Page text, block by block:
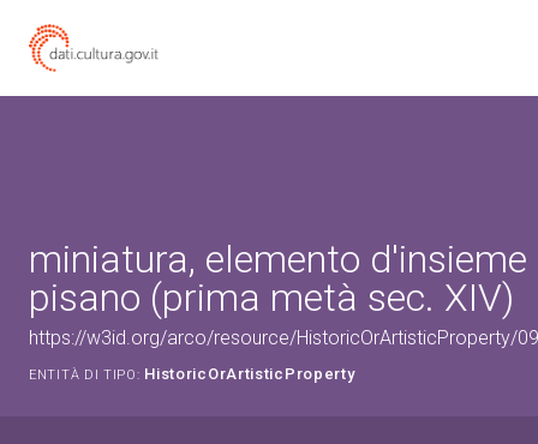
miniatura, elemento
pisano (prima metà sec. XIV)
https://w3id.org/arco/resource/HistoricOrArtisticProperty/
ENTITÀ DI TIPO: HistoricOrArtisticProperty